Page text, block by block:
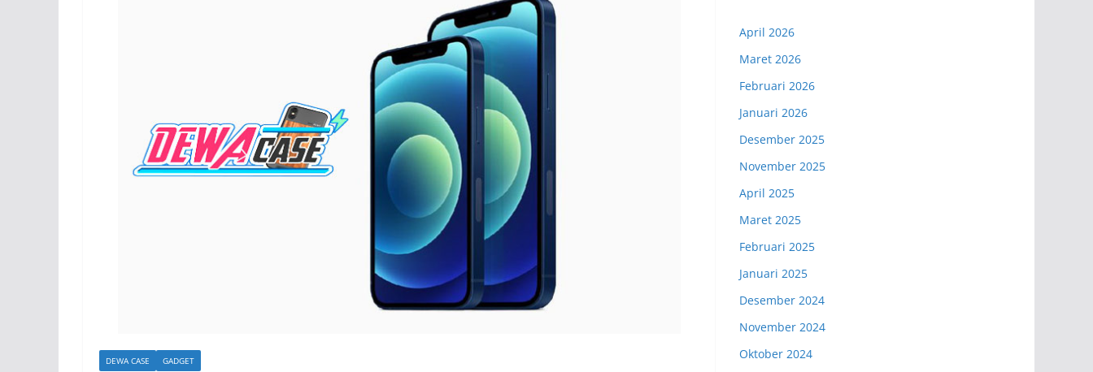
DEWA CASE GADGET
April 2026
Maret 2026
Februari 2026
Januari 2026
Desember 2025
November 2025
April 2025
Maret 2025
Februari 2025
Januari 2025
Desember 2024
November 2024
Oktober 2024